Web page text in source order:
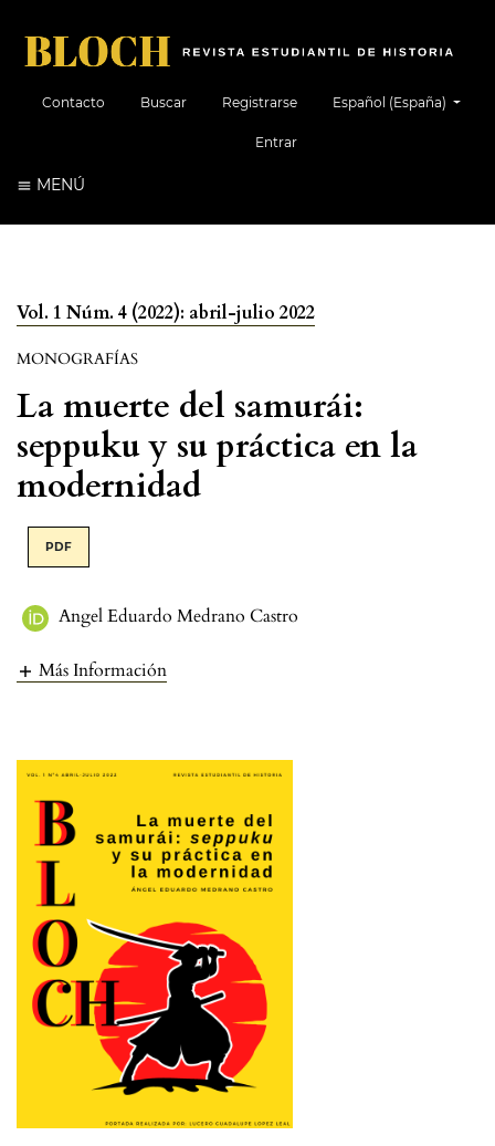
Contacto Buscar Registrarse
Entrar
Español (España)
MENÚ
Vol. 1 Núm. 4 (2022): abril-julio 2022
MONOGRAFÍAS
La muerte del samurái:
seppuku y su práctica en la
modernidad
PDF
Angel Eduardo Medrano Castro
Más Información